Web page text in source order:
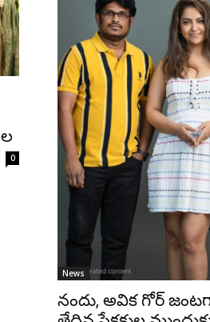
0
News
నందు, అవిక గోర్